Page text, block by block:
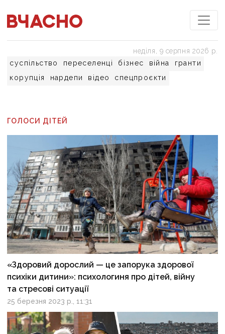
суспільство переселенці бізнес війна
гранти
корупція
нардепи відео спецпроєкти
неділя, 9 серпня 2026 р.
ГОЛОСИ ДІТЕЙ
«Здоровий дорослий — це запорука здорової
психіки дитини»: психологиня про дітей, війну
та стресові ситуації
25 березня 2023 р., 11:31